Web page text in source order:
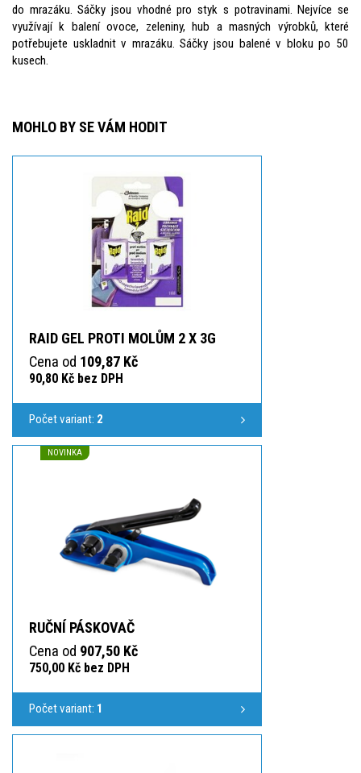
do mrazáku. Sáčky jsou vhodné pro styk s potravinami. Nejvíce se
využívají k balení ovoce, zeleniny, hub a masných výrobků, které
potřebujete uskladnit v mrazáku. Sáčky jsou balené v bloku po 50
kusech.
MOHLO BY SE VÁM HODIT
RAID GEL PROTI MOLŮM 2 X 3G
Cena od 109,87 Kč
90,80 Kč bez DPH
Počet variant: 2
NOVINKA
RUČNÍ PÁSKOVAČ
Cena od 907,50 Kč
750,00 Kč bez DPH
Počet variant: 1